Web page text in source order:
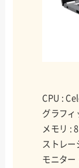
CPU :
グラフィ
メモリ :
ストレー
モニター